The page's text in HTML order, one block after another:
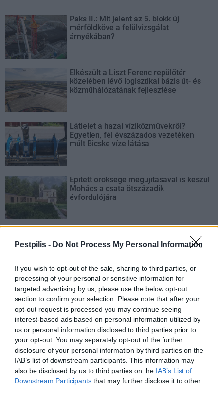
Pestpilis - Do Not Process My Personal Information
If you wish to opt-out of the sale, sharing to third parties, or
processing of your personal or sensitive information for
targeted advertising by us, please use the below opt-out
section to confirm your selection. Please note that after your
opt-out request is processed you may continue seeing
interest-based ads based on personal information utilized by
us or personal information disclosed to third parties prior to
your opt-out. You may separately opt-out of the further
disclosure of your personal information by third parties on the
IAB’s list of downstream participants. This information may
also be disclosed by us to third parties on the IAB’s List of
Downstream Participants that may further disclose it to other
Paks II.: Mit jelent az 5. blokk új
mérföldköve a felülvizsgálat
árnyékában?
Elkészült a Liszt Ferenc repülőtér
közelében lévő logisztikai bázis út- és
közműhálózatának fejlesztése
Látlelet a hazai víziközművekről?
Egyetlen, fél évszázados vezetéken
múlt Bicske vízellátása
Épített öröksége megújításával is készül
Mohács a csata ötszázadik
évfordulójára
Helyi
Amire többmillióan vártunk: szombattól másodfokúra
csökken a riasztás